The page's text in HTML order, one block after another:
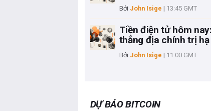
Bởi John Isige | 13:45 GMT
Tiền điện tử hôm
thẳng địa chính trị
Bởi John Isige | 11:00 GMT
DỰ BÁO BITCOIN